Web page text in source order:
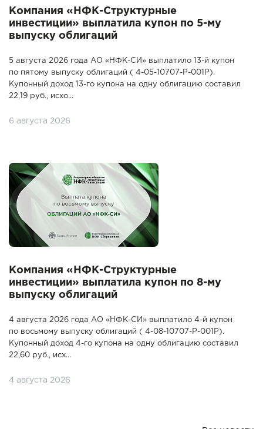
Компания «НФК-Структурные
инвестиции» выплатила купон по 5-му
выпуску облигаций
5 августа 2026 года АО «НФК-СИ» выплатило 13-й купон
по пятому выпуску облигаций ( 4-05-10707-P-001P).
Купонный доход 13-го купона на одну облигацию составил
22,19 руб., исхо...
6 августа 2026
Компания «НФК-Структурные
инвестиции» выплатила купон по 8-му
выпуску облигаций
4 августа 2026 года АО «НФК-СИ» выплатило 4-й купон
по восьмому выпуску облигаций ( 4-08-10707-P-001P).
Купонный доход 4-го купона на одну облигацию составил
22,60 руб., исх...
4 августа 2026